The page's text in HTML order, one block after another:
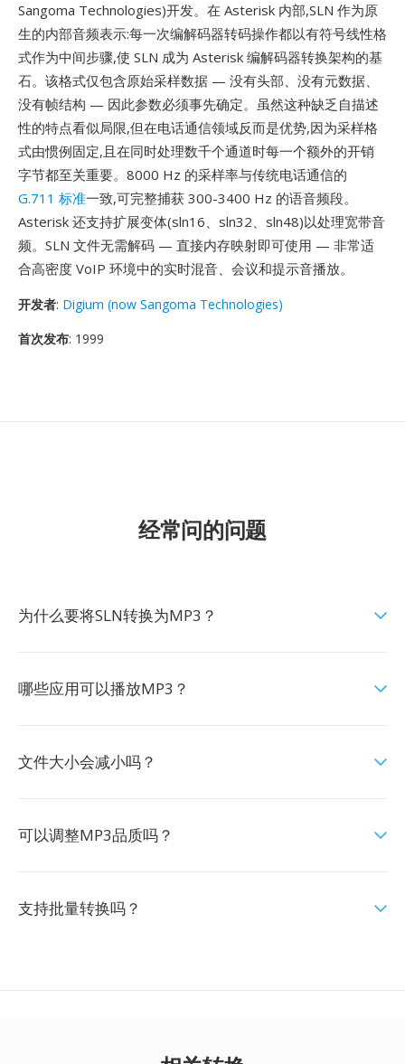
Sangoma Technologies)开发。在 Asterisk 内部,SLN 作为原
生的内部音频表示:每一次编解码器转码操作都以有符号线性格
式作为中间步骤,使 SLN 成为 Asterisk 编解码器转换架构的基
石。该格式仅包含原始采样数据 — 没有头部、没有元数据、
没有帧结构 — 因此参数必须事先确定。虽然这种缺乏自描述
性的特点看似局限,但在电话通信领域反而是优势,因为采样格
式由惯例固定,且在同时处理数千个通道时每一个额外的开销
字节都至关重要。8000 Hz 的采样率与传统电话通信的
G.711 标准一致,可完整捕获 300-3400 Hz 的语音频段。
Asterisk 还支持扩展变体(sln16、sln32、sln48)以处理宽带音
频。SLN 文件无需解码 — 直接内存映射即可使用 — 非常适
合高密度 VoIP 环境中的实时混音、会议和提示音播放。
开发者: Digium (now Sangoma Technologies)
首次发布: 1999
经常问的问题
为什么要将SLN转换为MP3？
哪些应用可以播放MP3？
文件大小会减小吗？
可以调整MP3品质吗？
支持批量转换吗？